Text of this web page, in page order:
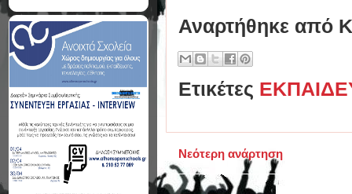
Αναρτήθηκε από
Ετικέτες
Νεότερη ανάρτηση